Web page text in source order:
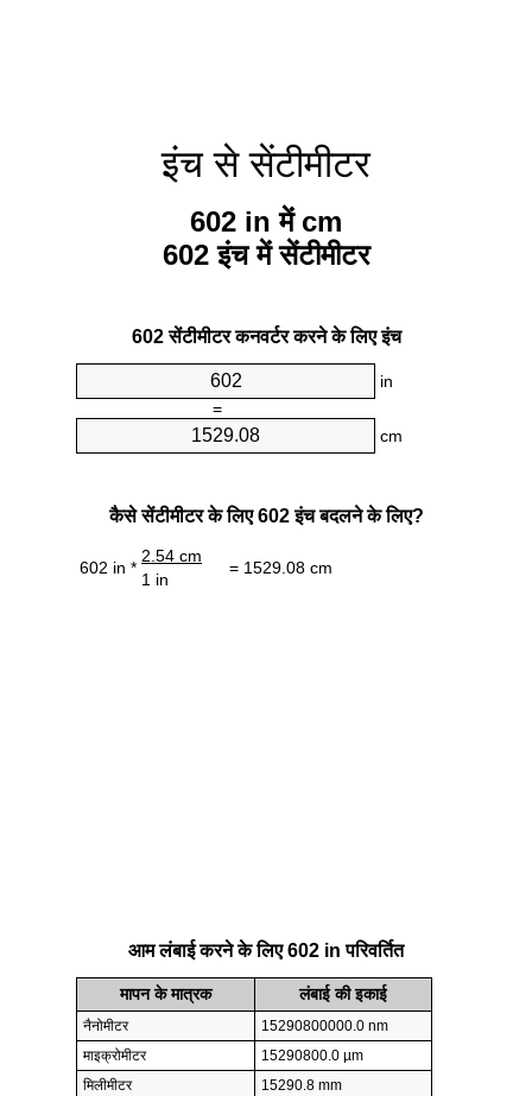
इंच से सेंटीमीटर
602 in में cm
602 इंच में सेंटीमीटर
602 सेंटीमीटर कनवर्टर करने के लिए इंच
in
=
cm
कैसे सेंटीमीटर के लिए 602 इंच बदलने के लिए?
602 in *
2.54 cm
= 1529.08 cm
1 in
आम लंबाई करने के लिए 602 in परिवर्तित
मापन के मात्रक लंबाई की इकाई
नैनोमीटर
15290800000.0 nm
माइक्रोमीटर
15290800.0 µm
मिलीमीटर
15290.8 mm